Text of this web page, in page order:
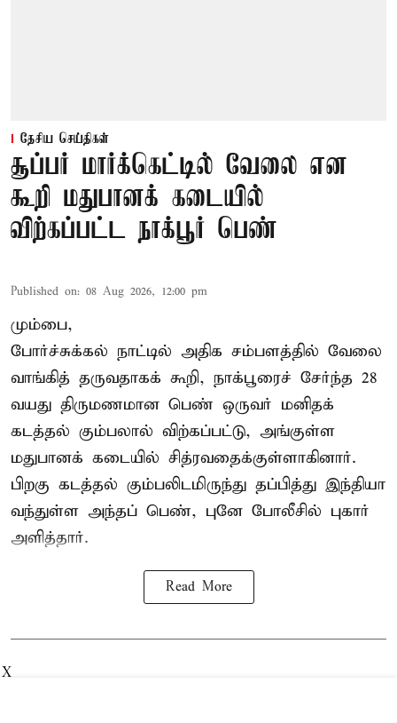
தேசிய செய்திகள்
சூப்பர் மார்க்கெட்டில் வேலை என
கூறி மதுபானக் கடையில்
விற்கப்பட்ட நாக்பூர் பெண்
Published on: 08 Aug 2026, 12:00 pm
மும்பை,
போர்ச்சுக்கல் நாட்டில் அதிக சம்பளத்தில் வேலை
வாங்கித் தருவதாகக் கூறி, நாக்பூரைச் சேர்ந்த 28
வயது திருமணமான பெண் ஒருவர் மனிதக்
கடத்தல் கும்பலால் விற்கப்பட்டு, அங்குள்ள
மதுபானக் கடையில் சித்ரவதைக்குள்ளாகினார்.
பிறகு கடத்தல் கும்பலிடமிருந்து தப்பித்து இந்தியா
வந்துள்ள அந்தப் பெண், புனே போலீசில் புகார்
அளித்தார்.
Read More
X